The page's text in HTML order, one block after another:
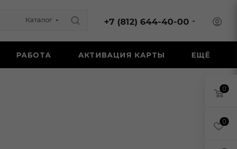
Каталог +7 (812) 644-40-00
РАБОТА АКТИВАЦИЯ КАРТЫ ЕЩЁ
0
0